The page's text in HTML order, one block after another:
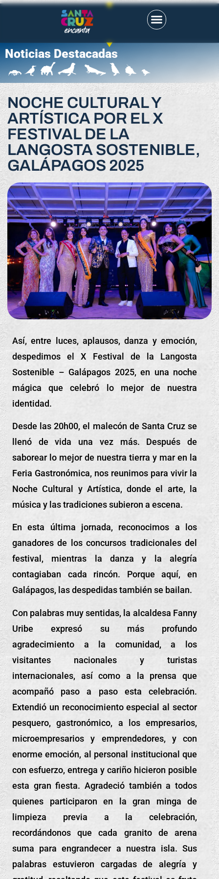
Noticias Destacadas
NOCHE CULTURAL Y
ARTÍSTICA POR EL X
FESTIVAL DE LA
LANGOSTA SOSTENIBLE,
GALÁPAGOS 2025
Así, entre luces, aplausos, danza y emoción,
despedimos el X Festival de la Langosta
Sostenible – Galápagos 2025, en una noche
mágica que celebró lo mejor de nuestra
identidad.
Desde las 20h00, el malecón de Santa Cruz se
llenó de vida una vez más. Después de
saborear lo mejor de nuestra tierra y mar en la
Feria Gastronómica, nos reunimos para vivir la
Noche Cultural y Artística, donde el arte, la
música y las tradiciones subieron a escena.
En esta última jornada, reconocimos a los
ganadores de los concursos tradicionales del
festival, mientras la danza y la alegría
contagiaban cada rincón. Porque aquí, en
Galápagos, las despedidas también se bailan.
Con palabras muy sentidas, la alcaldesa Fanny
Uribe expresó su más profundo
agradecimiento a la comunidad, a los
visitantes nacionales y turistas
internacionales, así como a la prensa que
acompañó paso a paso esta celebración.
Extendió un reconocimiento especial al sector
pesquero, gastronómico, a los empresarios,
microempresarios y emprendedores, y con
enorme emoción, al personal institucional que
con esfuerzo, entrega y cariño hicieron posible
esta gran fiesta. Agradeció también a todos
quienes participaron en la gran minga de
limpieza previa a la celebración,
recordándonos que cada granito de arena
suma para engrandecer a nuestra isla. Sus
palabras estuvieron cargadas de alegría y